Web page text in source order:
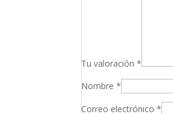
Tu valoración*
Nombre*
Correo electrónico*